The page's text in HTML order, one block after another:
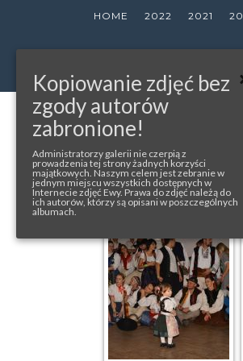
HOME 2022 2021
« back to album
35. BAL
photos from:
Kopiowanie zdjęć bez
zgody autorów
zabronione!
Administratorzy galerii nie czerpią z
prowadzenia tej strony żadnych korzyści
majątkowych. Naszym celem jest zebranie w
jednym miejscu wszystkich dostępnych w
Internecie zdjęć Ewy. Prawa do zdjęć należą do
ich autorów, którzy są opisani w poszczególnych
albumach.